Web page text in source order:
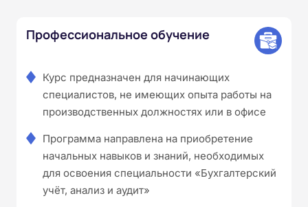
Профессиональное обучение
Курс предназначен для начинающих
специалистов, не имеющих опыта работы на
производственных должностях или в офисе
Программа направлена на приобретение
начальных навыков и знаний, необходимых
для освоения специальности «Бухгалтерский
учёт, анализ и аудит»